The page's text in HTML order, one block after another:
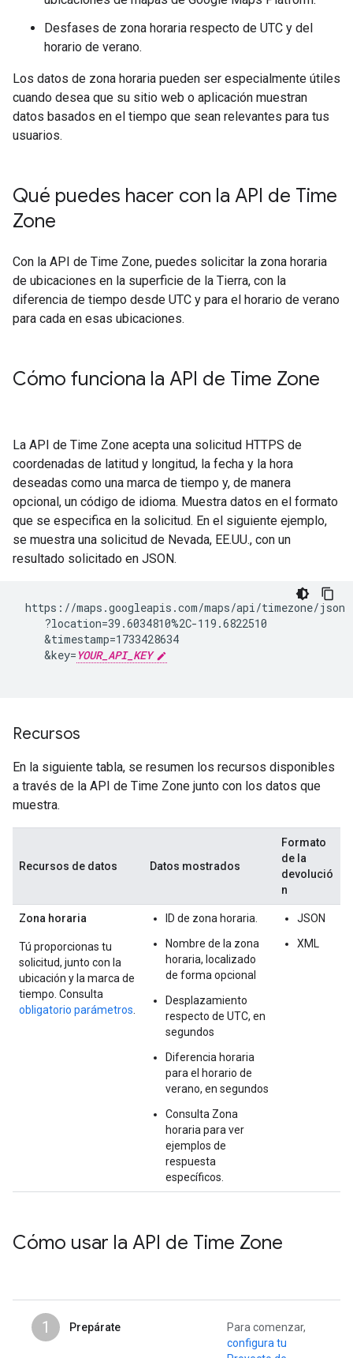
Desfases de zona horaria respecto de UTC y del
horario de verano.
Los datos de zona horaria pueden ser especialmente útiles
cuando desea que su sitio web o aplicación muestran
datos basados en el tiempo que sean relevantes para tus
usuarios.
Qué puedes hacer con la API de Time
Zone
Con la API de Time Zone, puedes solicitar la zona horaria
de ubicaciones en la superficie de la Tierra, con la
diferencia de tiempo desde UTC y para el horario de verano
para cada en esas ubicaciones.
Cómo funciona la API de Time Zone
La API de Time Zone acepta una solicitud HTTPS de
coordenadas de latitud y longitud, la fecha y la hora
deseadas como una marca de tiempo y, de manera
opcional, un código de idioma. Muestra datos en el formato
que se especifica en la solicitud. En el siguiente ejemplo,
se muestra una solicitud de Nevada, EE.UU., con un
resultado solicitado en JSON.
https://maps.googleapis.com/maps/api/timezone/json
    ?location=39.6034810%2C-119.6822510
    &timestamp=1733428634
    &key=
YOUR_API_KEY
Recursos
En la siguiente tabla, se resumen los recursos disponibles
a través de la API de Time Zone junto con los datos que
muestra.
Recursos de datos Datos mostrados
Formato
de la
devolució
n
Zona horaria
Tú proporcionas tu
solicitud, junto con la
ubicación y la marca de
tiempo. Consulta
obligatorio parámetros.
ID de zona horaria.
Nombre de la zona
horaria, localizado
de forma opcional
Desplazamiento
respecto de UTC, en
segundos
Diferencia horaria
para el horario de
verano, en segundos
Consulta Zona
horaria para ver
ejemplos de
respuesta
específicos.
JSON
XML
Cómo usar la API de Time Zone
1 Prepárate
Para comenzar,
configura tu